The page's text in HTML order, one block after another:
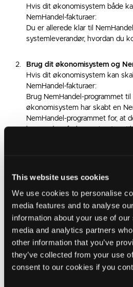
This website uses cookies
We use cookies to personalise
media features and to analyse
information about your use of
media and analytics partners
other information that you’ve
they’ve collected from your use
consent to our cookies if you
Hvis dit økonomisystem både
NemHandel-fakturaer:
Du er allerede klar til
systemleverandør, hvordan du
Brug dit økonomisystem og
Hvis dit økonomisystem kan
NemHandel-fakturaer:
Brug NemHandel-programmet
økonomisystem har skabt en
NemHandel-programmet for, at
Hvis du du ikke har et
at sende en faktura til en
virksomheder med EAN.
Se fakturablankettenher
Se, hvordan du bruger
Betalingsløsning